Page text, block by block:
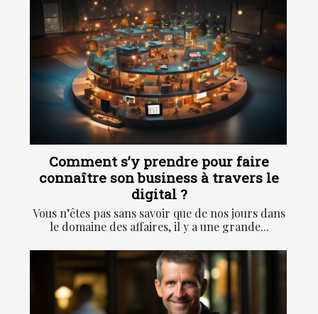
Comment s’y prendre pour faire
connaître son business à travers le
digital ?
Vous n’êtes pas sans savoir que de nos jours dans
le domaine des affaires, il y a une grande...